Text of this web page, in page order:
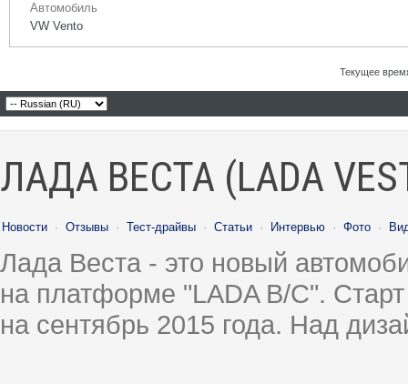
Автомобиль
VW Vento
Текущее
ЛАДА ВЕСТА (LADA
Новости · Отзывы · Тест-драйвы · Статьи · Интервью · Фото ·
Лада Веста - это новый
на платформе "LADA B/C".
на сентябрь 2015 года. Над